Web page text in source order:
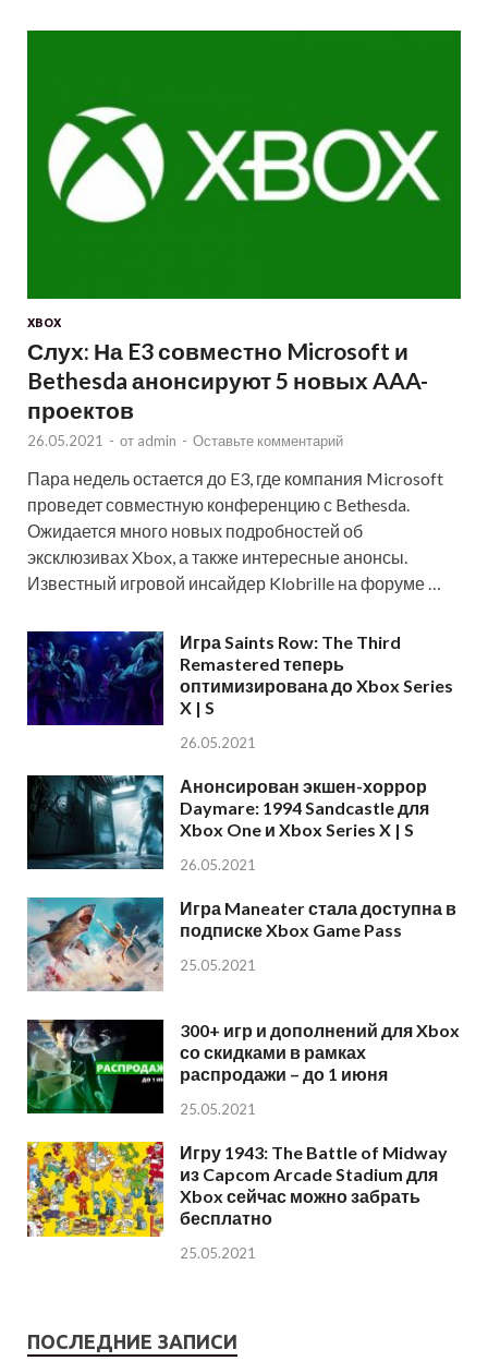
XBOX
Слух: На E3 совместно Microsoft и
Bethesda анонсируют 5 новых AAA-
проектов
26.05.2021 - от admin - Оставьте комментарий
Пара недель остается до E3, где компания Microsoft
проведет совместную конференцию с Bethesda.
Ожидается много новых подробностей об
эксклюзивах Xbox, а также интересные анонсы.
Известный игровой инсайдер Klobrille на форуме …
Игра Saints Row: The Third
Remastered теперь
оптимизирована до Xbox Series
X | S
26.05.2021
Анонсирован экшен-хоррор
Daymare: 1994 Sandcastle для
Xbox One и Xbox Series X | S
26.05.2021
Игра Maneater стала доступна в
подписке Xbox Game Pass
25.05.2021
300+ игр и дополнений для Xbox
со скидками в рамках
распродажи – до 1 июня
25.05.2021
Игру 1943: The Battle of Midway
из Capcom Arcade Stadium для
Xbox сейчас можно забрать
бесплатно
25.05.2021
ПОСЛЕДНИЕ ЗАПИСИ